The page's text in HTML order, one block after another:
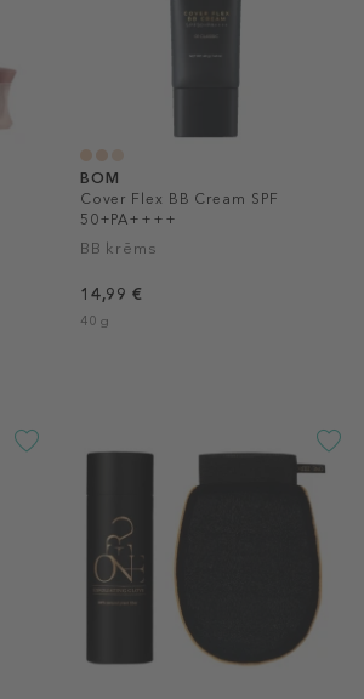
BOM
Cover Flex BB Cream SPF
50+PA++++
BB krēms
14,99 €
40 g